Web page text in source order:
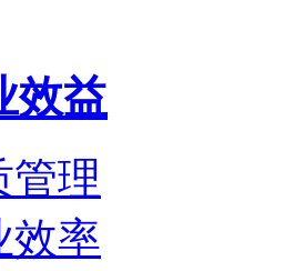
效益
管理
效率